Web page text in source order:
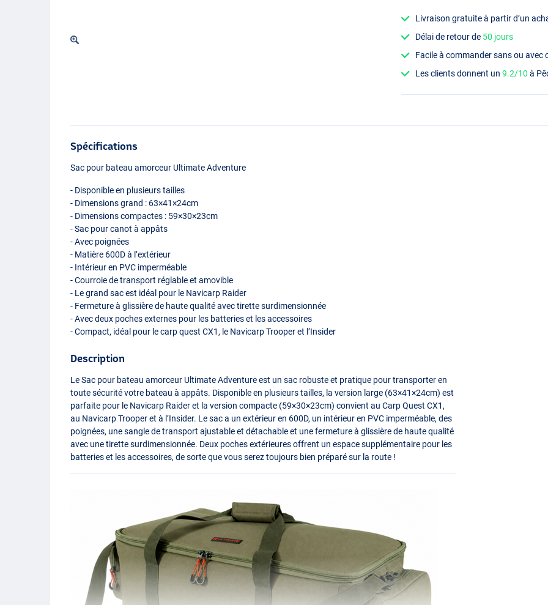
Livraison gratuite à partir d’un
Délai de retour de 50 jours
Facile à commander sans ou avec
Les clients donnent un9.2/10 à
Spécifications
Sac pour bateau amorceur Ultimate Adventure
- Disponible en plusieurs tailles
- Dimensions grand : 63×41×24cm
- Dimensions compactes : 59×30×23cm
- Sac pour canot à appâts
- Avec poignées
- Matière 600D à l’extérieur
- Intérieur en PVC imperméable
- Courroie de transport réglable et amovible
- Le grand sac est idéal pour le Navicarp Raider
- Fermeture à glissière de haute qualité avec tirette surdimensionnée
- Avec deux poches externes pour les batteries et les accessoires
- Compact, idéal pour le carp quest CX1, le Navicarp Trooper et l’Insider
Description
Le Sac pour bateau amorceur Ultimate Adventure est un sac robuste et pratique pour transporter en
toute sécurité votre bateau à appâts. Disponible en plusieurs tailles, la version large (63×41×24cm) est
parfaite pour le Navicarp Raider et la version compacte (59×30×23cm) convient au Carp Quest CX1,
au Navicarp Trooper et à l’Insider. Le sac a un extérieur en 600D, un intérieur en PVC imperméable, des
poignées, une sangle de transport ajustable et détachable et une fermeture à glissière de haute qualité
avec une tirette surdimensionnée. Deux poches extérieures offrent un espace supplémentaire pour les
batteries et les accessoires, de sorte que vous serez toujours bien préparé sur la route !